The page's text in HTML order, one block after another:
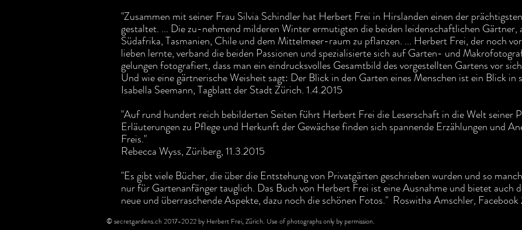
"Zusammen mit seiner Frau Silvia Schindler hat Herbert Frei in Hirslanden einen der
gestaltet. ... Die zu-nehmend milderen Winter ermutigten die beiden leidenschaftlichen Gärtner,
Südafrika, Tasmanien, Chile und dem Mittelmeer-raum zu pflanzen. ... Herbert Frei, der noch
lieben lernte, verband die beiden Passionen und spezialisierte sich auf Garten- und
gelungen fotografiert, dass man ein eindrucksvolles Gesamtbild des vorgestellten Gartens vor
Und wie eine gärtnerische Weisheit sagt: Der Blick in den Garten eines Menschen ist ein Blick in
Isabella Seemann, Tagblatt der Stadt Zürich. 1.4.2015
"Auf rund hundert reich bebilderten Seiten führt Herbert Frei die Leserschaft in die Welt seiner
Erläuterungen zu Pflege und Herkunft der Gewächse finden sich spannende Erzählungen und
Freis."
Rebecca Wyss, Züriberg, 11.3.2015
"Es gibt viele Bücher, die über die Entstehung von Privatgärten geschrieben wurden und so
nur für Gartenanfänger tauglich. Das Buch von Herbert Frei ist eine Ausnahme und bietet auch
neue und überraschende Aspekte, dazu noch die schönen Fotos." Roswitha Amschler, Facebook
© secretgardens.ch 2017-2022 by Herbert Frei, Zürich. Use of photographs only by permission.